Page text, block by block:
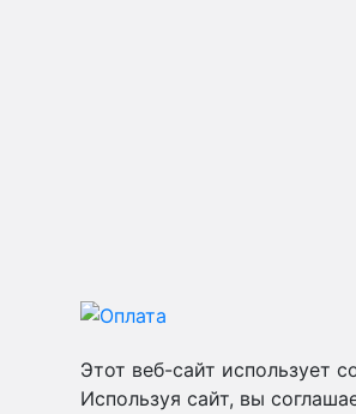
Этот веб-сайт использует
Используя сайт, вы